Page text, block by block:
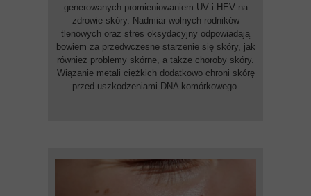
generowanych promieniowaniem UV i HEV na
zdrowie skóry. Nadmiar wolnych rodników
tlenowych oraz stres oksydacyjny odpowiadają
bowiem za przedwczesne starzenie się skóry, jak
również problemy skórne, a także choroby skóry.
Wiązanie metali ciężkich dodatkowo chroni skórę
przed uszkodzeniami DNA komórkowego.